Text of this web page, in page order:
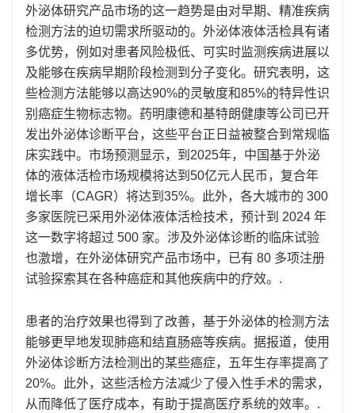
外泌体研究产品市场的这一趋势是由对早期、精准疾病
检测方法的迫切需求所驱动的。外泌体液体活检具有诸
多优势，例如对患者风险极低、可实时监测疾病进展以
及能够在疾病早期阶段检测到分子变化。研究表明，这
些检测方法能够以高达90%的灵敏度和85%的特异性识
别癌症生物标志物。药明康德和基特朗健康等公司已开
发出外泌体诊断平台，这些平台正日益被整合到常规临
床实践中。市场预测显示，到2025年，中国基于外泌
体的液体活检市场规模将达到50亿元人民币，复合年
增长率（CAGR）将达到35%。此外，各大城市的 300
多家医院已采用外泌体液体活检技术，预计到 2024 年
这一数字将超过 500 家。涉及外泌体诊断的临床试验
也激增，在外泌体研究产品市场中，已有 80 多项注册
试验探索其在各种癌症和其他疾病中的疗效。.
患者的治疗效果也得到了改善，基于外泌体的检测方法
能够更早地发现肺癌和结直肠癌等疾病。据报道，使用
外泌体诊断方法检测出的某些癌症，五年生存率提高了
20%。此外，这些活检方法减少了侵入性手术的需求，
从而降低了医疗成本，有助于提高医疗系统的效率。.